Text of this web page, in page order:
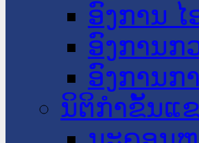
ອົງການ
ອົງການກ
ອົງການກ
ນິຕິກໍາຂັ້ນແ